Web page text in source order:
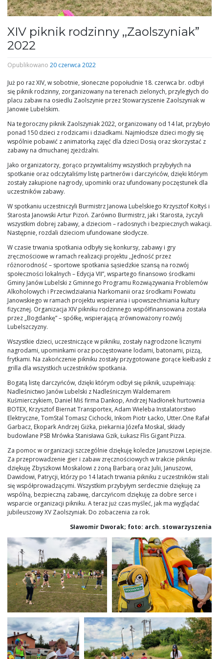
XIV piknik rodzinny ,,Zaolszyniak”
2022
Opublikowano 20 czerwca 2022
Już po raz XIV, w sobotnie, słoneczne popołudnie 18. czerwca br. odbył
się piknik rodzinny, zorganizowany na terenach zielonych, przyległych do
placu zabaw na osiedlu Zaolszynie przez Stowarzyszenie Zaolszyniak w
Janowie Lubelskim.
Na tegoroczny piknik Zaolszyniak 2022, organizowany od 14 lat, przybyło
ponad 150 dzieci z rodzicami i dziadkami. Najmłodsze dzieci mogły się
wspólnie pobawić z animatorką zajęć dla dzieci Dosią oraz skorzystać z
zabawy na dmuchanej zjeżdżalni.
Jako organizatorzy, gorąco przywitaliśmy wszystkich przybyłych na
spotkanie oraz odczytaliśmy listę partnerów i darczyńców, dzięki którym
zostały zakupione nagrody, upominki oraz ufundowany poczęstunek dla
uczestników zabawy.
W spotkaniu uczestniczyli Burmistrz Janowa Lubelskiego Krzysztof Kołtyś i
Starosta Janowski Artur Pizoń. Zarówno Burmistrz, jak i Starosta, życzyli
wszystkim dobrej zabawy, a dzieciom – radosnych i bezpiecznych wakacji.
Następnie, rozdali dzieciom ufundowane słodycze.
W czasie trwania spotkania odbyły się konkursy, zabawy i gry
zręcznościowe w ramach realizacji projektu ,,Jedność przez
różnorodność – sportowe spotkania sąsiedzkie szansą na rozwój
społeczności lokalnych – Edycja VII”, wspartego finansowo środkami
Gminy Janów Lubelski z Gminnego Programu Rozwiązywania Problemów
Alkoholowych i Przeciwdziałania Narkomanii oraz środkami Powiatu
Janowskiego w ramach projektu wspierania i upowszechniania kultury
fizycznej. Organizacja XIV pikniku rodzinnego współfinansowana została
przez „Bogdankę” – spółkę, wspierającą zrównoważony rozwój
Lubelszczyzny.
Wszystkie dzieci, uczestniczące w pikniku, zostały nagrodzone licznymi
nagrodami, upominkami oraz poczęstowane lodami, batonami, pizzą,
frytkami. Na zakończenie pikniku zostały przygotowane gorące kiełbaski z
grilla dla wszystkich uczestników spotkania.
Bogatą listę darczyńców, dzięki którym odbył się piknik, uzupełniają:
Nadleśnictwo Janów Lubelski z Nadleśniczym Waldemarem
Kuśmierczykiem, Daniel Miś firma Dankop, Andrzej Nadłonek hurtownia
BOTEX, Krzysztof Biernat Transportex, Adam Wieleba Instalatorstwo
Elektryczne, TomStal Tomasz Cichocki, Inkom Piotr Łacko, Utter.One Rafał
Garbacz, Ekopark Andrzej Giżka, piekarnia Józefa Moskal, składy
budowlane PSB Mrówka Stanisława Gzik, Łukasz Flis Gigant Pizza.
Za pomoc w organizacji szczególnie dziękuję koledze Januszowi Lepiejzie.
Za przeprowadzenie gier i zabaw zręcznościowych w trakcie pikniku
dziękuję Zbyszkowi Moskalowi z żoną Barbarą oraz Julii, Januszowi,
Dawidowi, Patrycji, którzy po 14 latach trwania pikniku z uczestników stali
się współprowadzącymi. Wszystkim przybyłym serdecznie dziękuję za
wspólną, bezpieczną zabawę, darczyńcom dziękuję za dobre serce i
wsparcie organizacji pikniku. A teraz już czas myśleć, jak ma wyglądać
jubileuszowy XV Zaolszyniak. Do zobaczenia za rok.
Sławomir Dworak; foto: arch. stowarzyszenia